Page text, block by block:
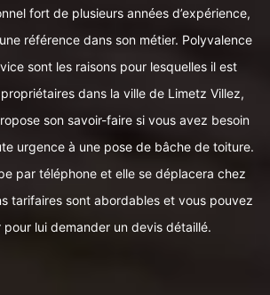
fort de plusieurs années d’expérience,
référence dans son métier. Polyvalence
sont les raisons pour lesquelles il est
dans la ville de Limetz Villez,
son savoir-faire si vous avez besoin
urgence à une pose de bâche de toiture.
par téléphone et elle se déplacera chez
tarifaires sont abordables et vous pouvez
lui demander un devis détaillé.